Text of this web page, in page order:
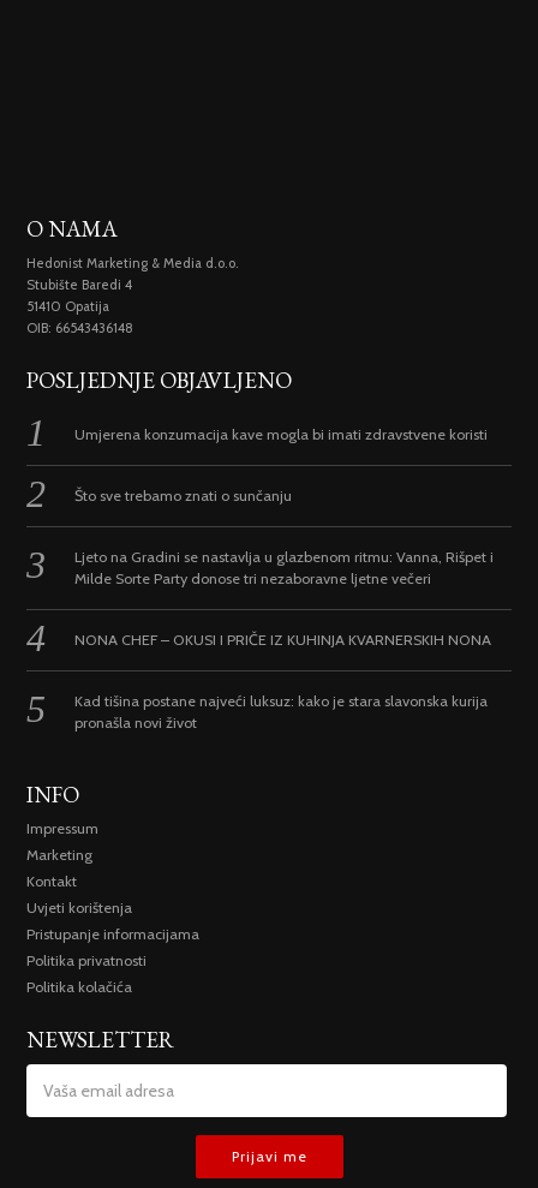
O NAMA
Hedonist Marketing & Media d.o.o.
Stubište Baredi 4
51410 Opatija
OIB: 66543436148
POSLJEDNJE OBJAVLJENO
Umjerena konzumacija kave mogla bi imati zdravstvene koristi
Što sve trebamo znati o sunčanju
Ljeto na Gradini se nastavlja u glazbenom ritmu: Vanna, Rišpet i
Milde Sorte Party donose tri nezaboravne ljetne večeri
NONA CHEF – OKUSI I PRIČE IZ KUHINJA KVARNERSKIH NONA
Kad tišina postane najveći luksuz: kako je stara slavonska kurija
pronašla novi život
INFO
Impressum
Marketing
Kontakt
Uvjeti korištenja
Pristupanje informacijama
Politika privatnosti
Politika kolačića
NEWSLETTER